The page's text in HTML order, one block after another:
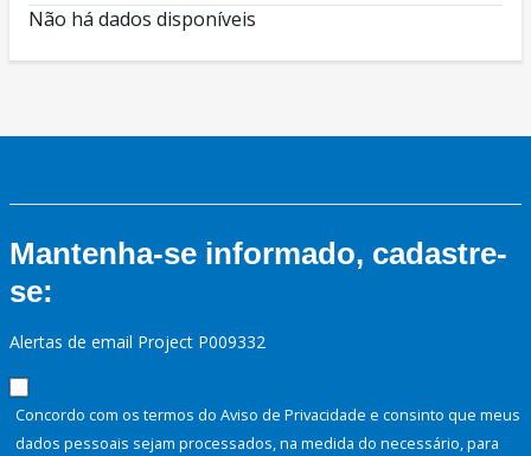
Não há dados disponíveis
Mantenha-se informado, cadastre-
se:
Alertas de email Project P009332
Concordo com os termos do Aviso de Privacidade e consinto que meus
dados pessoais sejam processados, na medida do necessário, para